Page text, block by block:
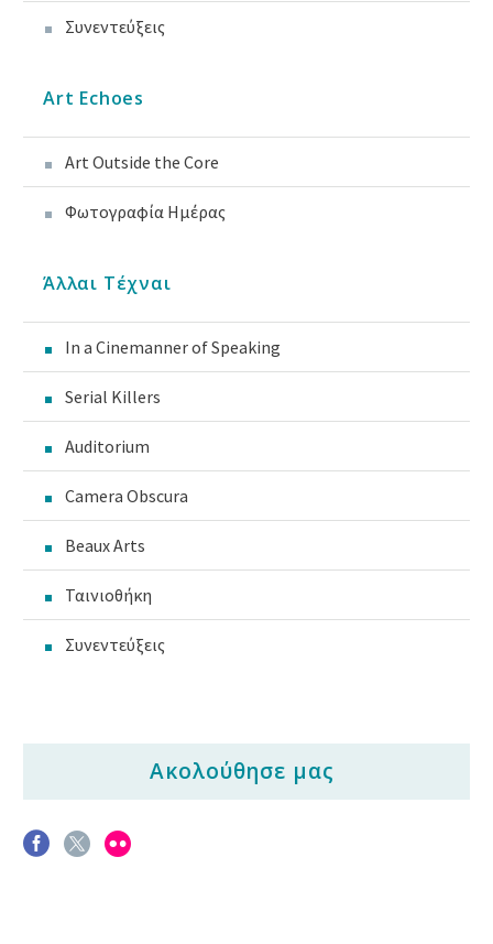
Συνεντεύξεις
Art Echoes
Art Outside the Core
Φωτογραφία Ημέρας
Άλλαι Τέχναι
In a Cinemanner of Speaking
Serial Killers
Auditorium
Camera Obscura
Beaux Arts
Ταινιοθήκη
Συνεντεύξεις
Ακολούθησε μας